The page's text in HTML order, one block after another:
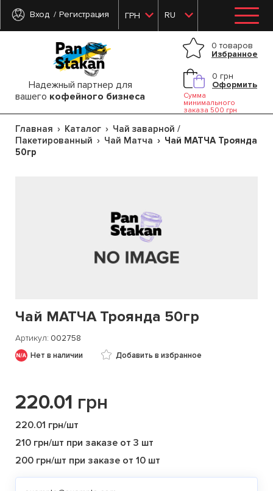
Вход Регистрация ГРН RU
Надежный партнер для
вашего кофейного бизнеса
0 товаров
Избранное
0 грн
Оформить
Сумма
минимального
заказа 500 грн
Главная Каталог
Чай заварной /
Пакетированный
Чай Матча
Чай МАТЧА Троянда
50гр
Чай МАТЧА Троянда 50гр
Артикул 002758
Нет в наличии Добавить в избранное
220.01 грн
220.01 грн/шт
210 грн/шт при заказе от 3 шт
200 грн/шт при заказе от 10 шт